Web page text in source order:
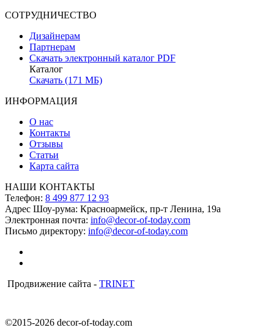
СОТРУДНИЧЕСТВО
Дизайнерам
Партнерам
Скачать электронный каталог PDF
Каталог
Скачать (171 МБ)
ИНФОРМАЦИЯ
О нас
Контакты
Отзывы
Статьи
Карта сайта
НАШИ КОНТАКТЫ
Телефон: 8 499 877 12 93
Адрес Шоу-рума: Красноармейск, пр-т Ленина, 19а
Электронная почта: info@decor-of-today.com
Письмо директору: info@decor-of-today.com
Продвижение сайта - TRINET
©2015-2026 decor-of-today.com